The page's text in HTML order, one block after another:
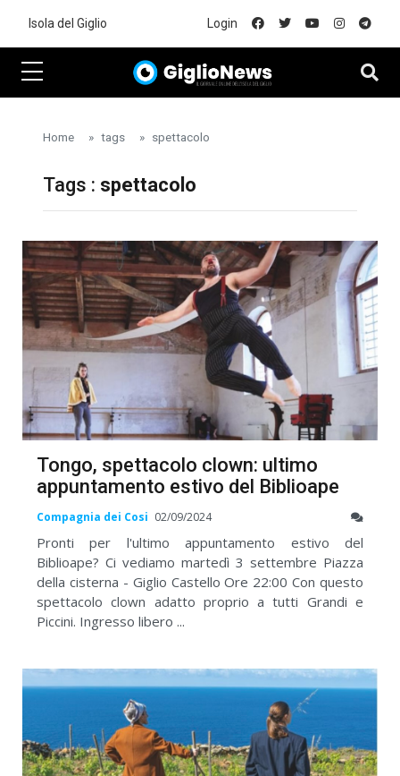
Isola del Giglio Login
Home tags spettacolo
Tags : spettacolo
Tongo, spettacolo clown: ultimo
appuntamento estivo del Biblioape
Compagnia dei Cosi 02/09/2024
Pronti per l'ultimo appuntamento estivo del
Biblioape? Ci vediamo martedì 3 settembre Piazza
della cisterna - Giglio Castello Ore 22:00 Con questo
spettacolo clown adatto proprio a tutti Grandi e
Piccini. Ingresso libero ...